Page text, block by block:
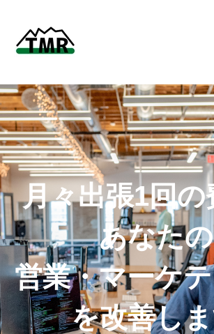
月々出張1回の
あなたの
営業・マーケ
を改善し